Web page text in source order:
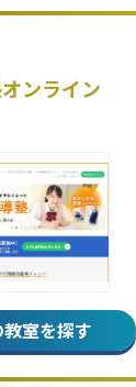
ンライン
室を探す